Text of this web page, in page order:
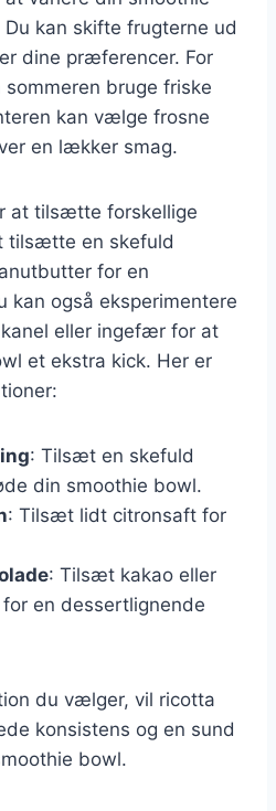
kan skifte frugterne ud
dine præferencer. For
bruge friske
kan vælge frosne
en lækker smag.
at tilsætte forskellige
tilsætte en skefuld
for en
kan også eksperimentere
eller ingefær for at
et ekstra kick. Her er
: Tilsæt en skefuld
din smoothie bowl.
: Tilsæt lidt citronsaft for
: Tilsæt kakao eller
en dessertlignende
du vælger, vil ricotta
konsistens og en sund
bowl.